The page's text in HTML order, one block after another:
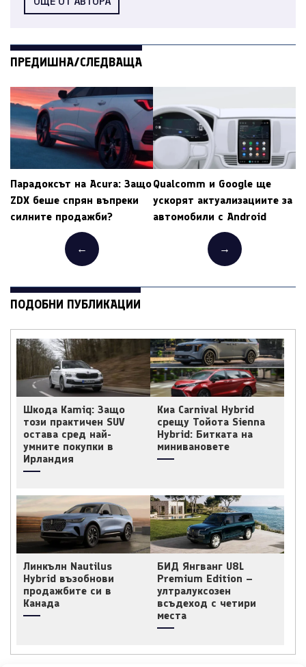
ПРЕДИШНА/СЛЕДВАЩА
Парадоксът на Acura: Защо
ZDX беше спрян въпреки
силните продажби?
←
Qualcomm и Google ще
ускорят актуализациите за
автомобили с Android
→
ПОДОБНИ ПУБЛИКАЦИИ
Шкода Kamiq: Защо
този практичен SUV
остава сред най-
умните покупки в
Ирландия
Киа Carnival Hybrid
срещу Тойота Sienna
Hybrid: Битката на
минивановете
Линкълн Nautilus
Hybrid възобнови
продажбите си в
Канада
БИД Янгванг U8L
Premium Edition –
ултралуксозен
всъдеход с четири
места